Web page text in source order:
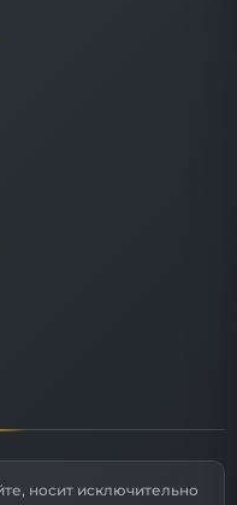
носит исключительно